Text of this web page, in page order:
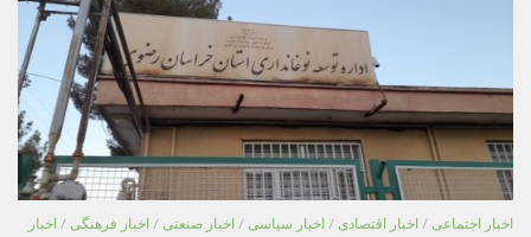
اخبار اجتماعی / اخبار اقتصادی / اخبار سیاسی / اخبار صنعتی / اخبار فرهنگی / اخبار